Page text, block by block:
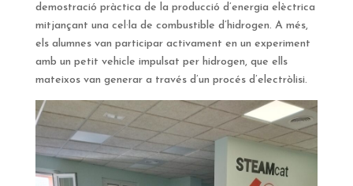
demostració pràctica de la producció d’energia elèctrica
mitjançant una cel·la de combustible d’hidrogen. A més,
els alumnes van participar activament en un experiment
amb un petit vehicle impulsat per hidrogen, que ells
mateixos van generar a través d’un procés d’electròlisi.